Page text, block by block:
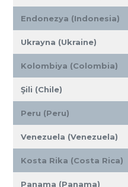
Endonezya (Indonesia)
Ukrayna (Ukraine)
Kolombiya (Colombia)
Şili (Chile)
Peru (Peru)
Venezuela (Venezuela)
Kosta Rika (Costa Rica)
Panama (Panama)